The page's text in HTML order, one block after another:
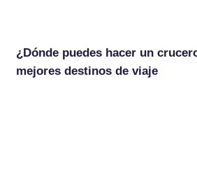
¿Dónde puedes hacer un
mejores destinos de viaje